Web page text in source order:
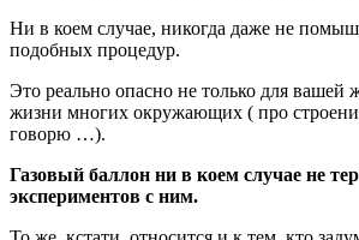
Ни в коем случае, никогда даже не
подобных процедур.
Это реально опасно не только для вашей
жизни многих окружающих ( про
говорю …).
Газовый баллон ни в коем случае не
экспериментов с ним.